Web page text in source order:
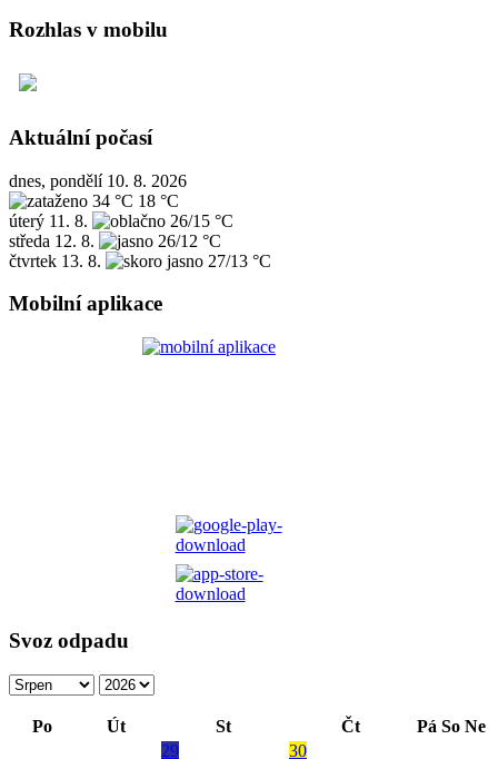
Rozhlas v mobilu
Aktuální počasí
dnes, pondělí 10. 8. 2026
34 °C 18 °C
úterý 11. 8.
26/15 °C
středa 12. 8.
26/12 °C
čtvrtek 13. 8. 27/13 °C
Mobilní aplikace
Svoz odpadu
Po Út St Čt Pá So Ne
29
30